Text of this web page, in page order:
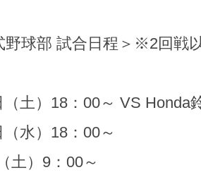
野球部 試合日程＞※2回戦
土）18：00～ VS Honda
水）18：00～
土）9：00～